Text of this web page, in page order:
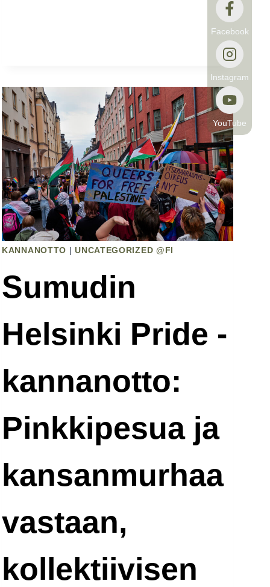
KANNANOTTO |UNCATEGORIZED @FI
Sumudin
Helsinki Pride -
kannanotto:
Pinkkipesua ja
kansanmurhaa
vastaan,
kollektiivisen
Facebook
Instagram
YouTube